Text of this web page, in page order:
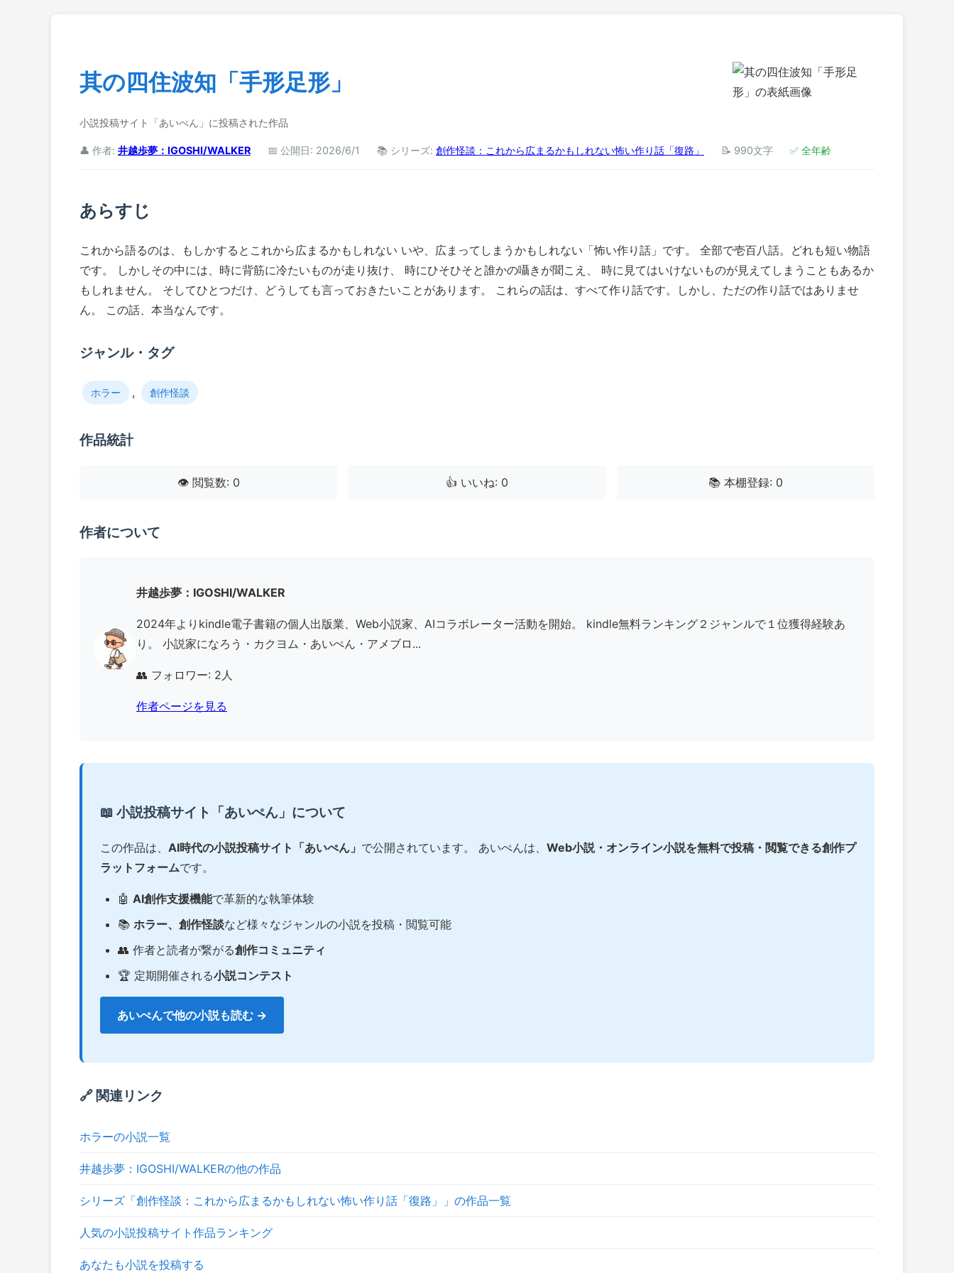
其の四住波知「手形足形」
小説投稿サイト「あいぺん」に投稿された作品
👤 作者: 井越歩夢：IGOSHI/WALKER 📅 公開日: 2026/6/1 📚 シリーズ: 創作怪談：これから広まるかもしれない怖い作り話「復路」 📝 990文字 ✅ 全年齢
あらすじ
これから語るのは、もしかするとこれから広まるかもしれない いや、広まってしまうかもしれない「怖い作り話」です。 全部で壱百八話。どれも短い物語
です。 しかしその中には、時に背筋に冷たいものが走り抜け、 時にひそひそと誰かの囁きが聞こえ、 時に見てはいけないものが見えてしまうこともあるか
もしれません。 そしてひとつだけ、どうしても言っておきたいことがあります。 これらの話は、すべて作り話です。しかし、ただの作り話ではありませ
ん。 この話、本当なんです。
ジャンル・タグ
ホラー , 創作怪談
作品統計
👁️ 閲覧数: 0 👍 いいね: 0 📚 本棚登録: 0
作者について
井越歩夢：IGOSHI/WALKER
2024年よりkindle電子書籍の個人出版業、Web小説家、AIコラボレーター活動を開始。 kindle無料ランキング２ジャンルで１位獲得経験あ
り。 小説家になろう・カクヨム・あいぺん・アメブロ...
👥 フォロワー: 2人
作者ページを見る
📖 小説投稿サイト「あいぺん」について
この作品は、 AI時代の小説投稿サイト「あいぺん」 で公開されています。 あいぺんは、 Web小説・オンライン小説を無料で投稿・閲覧できる創作プ
ラットフォームです。
🤖 AI創作支援機能で革新的な執筆体験
📚 ホラー、創作怪談など様々なジャンルの小説を投稿・閲覧可能
👥 作者と読者が繋がる創作コミュニティ
🏆 定期開催される小説コンテスト
あいぺんで他の小説も読む →
🔗 関連リンク
ホラーの小説一覧
井越歩夢：IGOSHI/WALKERの他の作品
シリーズ「創作怪談：これから広まるかもしれない怖い作り話「復路」」の作品一覧
人気の小説投稿サイト作品ランキング
あなたも小説を投稿する